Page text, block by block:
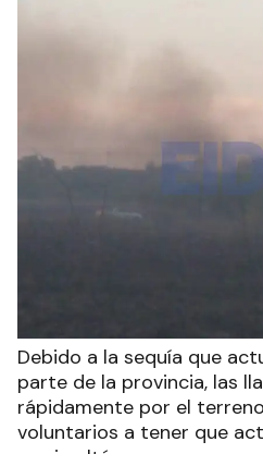
Debido a la sequía que
parte de la provincia, las
rápidamente por el
voluntarios a tener que